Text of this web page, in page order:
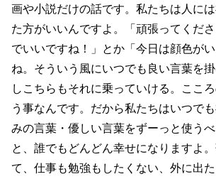
画や小説だけの話です。私たちは人に
た方がいいんですよ。「頑張ってくだ
でいいですね！」とか「今日は顔色が
ね。そういう風にいつでも良い言葉を
しこちらもそれに乗っていける。ここ
う事なんです。だから私たちはいつで
みの言葉・優しい言葉をずーっと使う
と、誰でもどんどん幸せになりますよ
て、仕事も勉強もしたくない、外に出